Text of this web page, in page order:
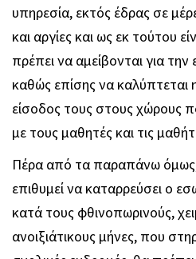
υπηρεσία, εκτός έδρας σε
και αργίες και ως εκ τούτου
πρέπει να αμείβονται για
καθώς επίσης να καλύπτεται
είσοδος τους στους χώρους
με τους μαθητές και τις
Πέρα από τα παραπάνω όμως,
επιθυμεί να καταρρεύσει ο
κατά τους φθινοπωρινούς,
ανοιξιάτικους μήνες, που